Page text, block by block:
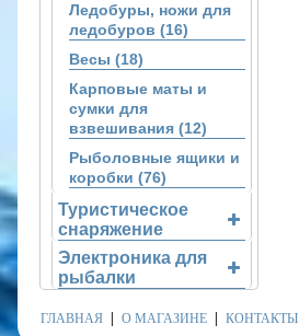
Ледобуры, ножи для
ледобуров (16)
Весы (18)
Карповые маты и
сумки для
взвешивания (12)
Рыболовные ящики и
коробки (76)
Туристическое
снаряжение
Электроника для
рыбалки
ГЛАВНАЯ О МАГАЗИНЕ КОНТАКТЫ